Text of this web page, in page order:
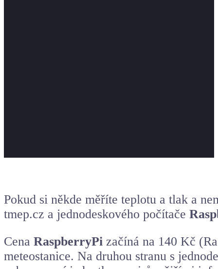
Pokud si někde měříte teplotu a tlak a
tmep.cz a jednodeskového počítače
Cena RaspberryPi začíná na 140 Kč
meteostanice. Na druhou stranu s